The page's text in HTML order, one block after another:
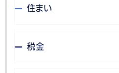
住まい
税金